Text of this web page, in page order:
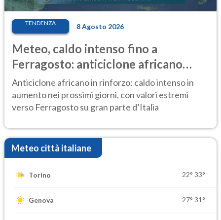
TENDENZA 8 Agosto 2026
Meteo, caldo intenso fino a
Ferragosto: anticiclone africano
ancora protagonista
Anticiclone africano in rinforzo: caldo intenso in
aumento nei prossimi giorni, con valori estremi
verso Ferragosto su gran parte d’Italia
Meteo città italiane
Torino 22° 33°
Genova 27° 31°